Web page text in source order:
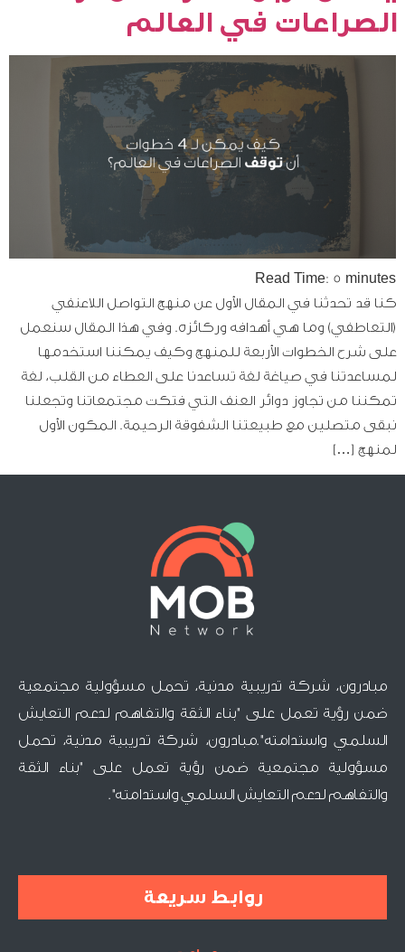
الصراعات في العالم
Read Time: 5 minutes
كنا قد تحدثنا في المقال الأول عن منهج التواصل اللاعنفي
(التعاطفي) وما هي أهدافه وركائزه. وفي هذا المقال سنعمل
على شرح الخطوات الأربعة للمنهج وكيف يمكننا استخدمها
لمساعدتنا في صياغة لغة تساعدنا على العطاء من القلب، لغة
تمكننا من تجاوز دوائر العنف التي فتكت مجتمعاتنا وتجعلنا
نبقى متصلين مع طبيعتنا الشفوقة الرحيمة. المكون الأول
لمنهج […]
مبادرون، شركة تدريبية مدنية، تحمل مسؤولية مجتمعية
ضمن رؤية تعمل على "بناء الثقة والتفاهم لدعم التعايش
السلمي واستدامته".مبادرون، شركة تدريبية مدنية، تحمل
مسؤولية مجتمعية ضمن رؤية تعمل على "بناء الثقة
والتفاهم لدعم التعايش السلمي واستدامته".
روابط سريعة